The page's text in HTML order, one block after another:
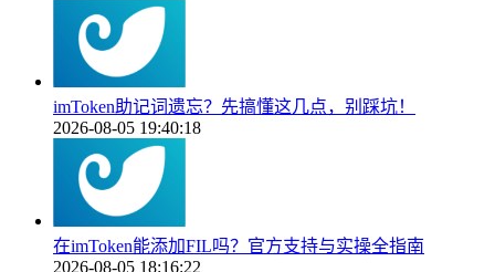
imToken助记词遗忘？先搞懂这几点，别踩坑！
2026-08-05 19:40:18
在imToken能添加FIL吗？官方支持与实操全指南
2026-08-05 18:16:22